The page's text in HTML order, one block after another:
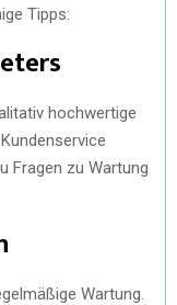
Tipps:
hochwertige
Fragen zu Wartung
Wartung.